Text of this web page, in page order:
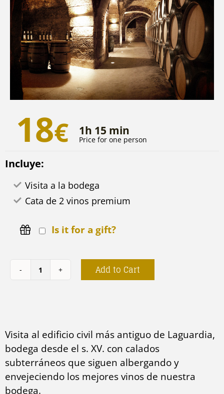
18€ 1h 15 min
Price for one person
Incluye:
Visita a la bodega
Cata de 2 vinos premium
Is it for a gift?
Visita
en
Laguardia
quantity
Add to Cart
Visita al edificio civil más antiguo de Laguardia,
bodega desde el s. XV. con calados
subterráneos que siguen albergando y
envejeciendo los mejores vinos de nuestra
bodega.